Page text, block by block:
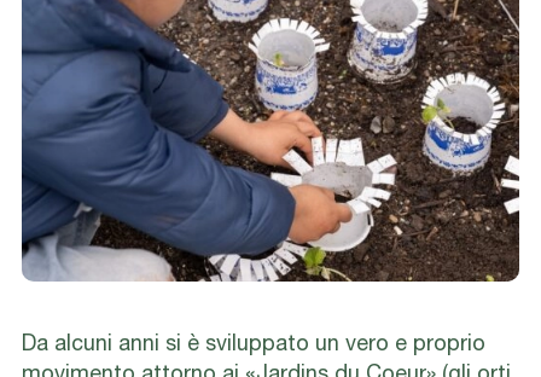
Da alcuni anni si è sviluppato un vero e proprio